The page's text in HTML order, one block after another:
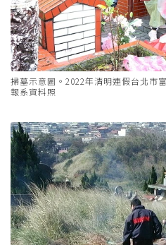
掃墓示意圖。2022年清明連假台北市
報系資料照